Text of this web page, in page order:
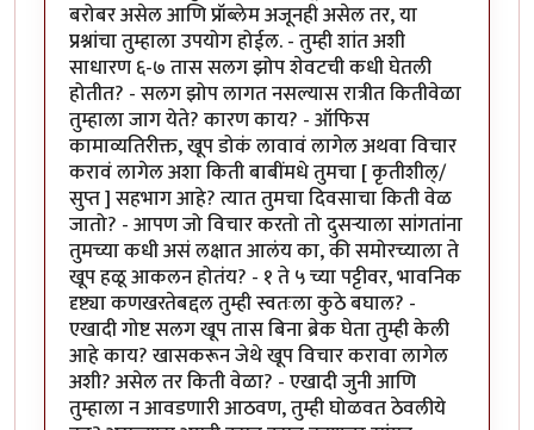
बरोबर असेल आणि प्रॉब्लेम अजूनही असेल तर, या
प्रश्नांचा तुम्हाला उपयोग होईल. - तुम्ही शांत अशी
साधारण ६-७ तास सलग झोप शेवटची कधी घेतली
होतीत? - सलग झोप लागत नसल्यास रात्रीत कितीवेळा
तुम्हाला जाग येते? कारण काय? - ऑफिस
कामाव्यतिरीक्त, खूप डोकं लावावं लागेल अथवा विचार
करावं लागेल अशा किती बाबींमधे तुमचा [ कृतीशील्/
सुप्त ] सहभाग आहे? त्यात तुमचा दिवसाचा किती वेळ
जातो? - आपण जो विचार करतो तो दुसर्‍याला सांगतांना
तुमच्या कधी असं लक्षात आलंय का, की समोरच्याला ते
खूप हळू आकलन होतंय? - १ ते ५ च्या पट्टीवर, भावनिक
दृष्ट्या कणखरतेबद्दल तुम्ही स्वतःला कुठे बघाल? -
एखादी गोष्ट सलग खूप तास बिना ब्रेक घेता तुम्ही केली
आहे काय? खासकरून जेथे खूप विचार करावा लागेल
अशी? असेल तर किती वेळा? - एखादी जुनी आणि
तुम्हाला न आवडणारी आठवण, तुम्ही घोळवत ठेवलीये